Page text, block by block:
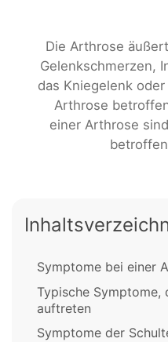
Die Arthrose
Gelenkschmerzen,
das Kniegelenk
Arthrose
einer Arthrose
Symptome bei einer
Typische Symptome,
auftreten
Symptome der